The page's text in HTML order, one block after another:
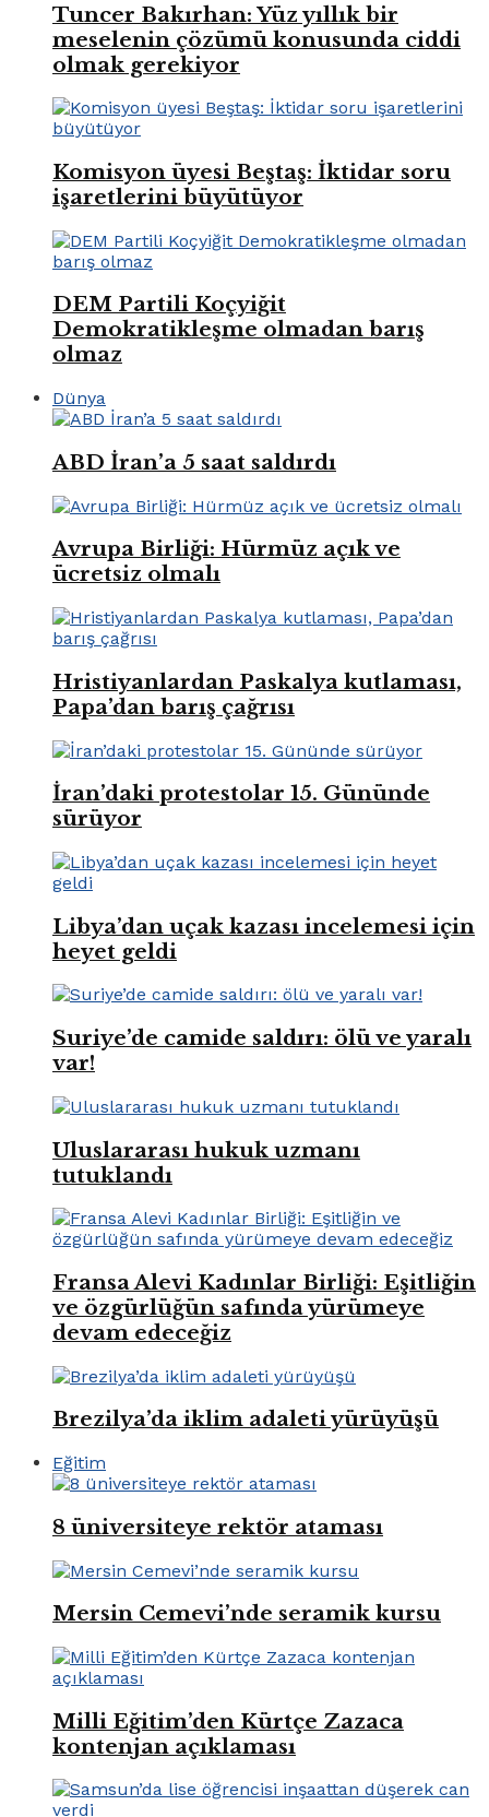
Tuncer Bakırhan: Yüz yıllık bir
meselenin çözümü konusunda ciddi
olmak gerekiyor
Komisyon üyesi Beştaş: İktidar soru
işaretlerini büyütüyor
DEM Partili Koçyiğit
Demokratikleşme olmadan barış
olmaz
Dünya
ABD İran’a 5 saat saldırdı
Avrupa Birliği: Hürmüz açık ve
ücretsiz olmalı
Hristiyanlardan Paskalya kutlaması,
Papa’dan barış çağrısı
İran’daki protestolar 15. Gününde
sürüyor
Libya’dan uçak kazası incelemesi için
heyet geldi
Suriye’de camide saldırı: ölü ve yaralı
var!
Uluslararası hukuk uzmanı
tutuklandı
Fransa Alevi Kadınlar Birliği: Eşitliğin
ve özgürlüğün safında yürümeye
devam edeceğiz
Brezilya’da iklim adaleti yürüyüşü
Eğitim
8 üniversiteye rektör ataması
Mersin Cemevi’nde seramik kursu
Milli Eğitim’den Kürtçe Zazaca
kontenjan açıklaması